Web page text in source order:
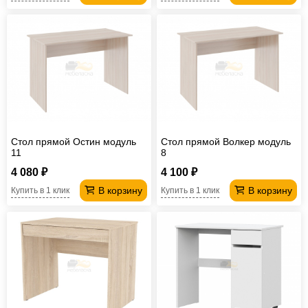
Стол прямой Остин модуль
11
4 080 ₽
В корзину
Купить в 1 клик
Стол прямой Волкер модуль
8
4 100 ₽
В корзину
Купить в 1 клик